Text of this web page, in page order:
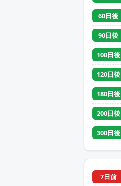
60日後
90日後
100日後
120日後
180日後
200日後
300日後
7日前